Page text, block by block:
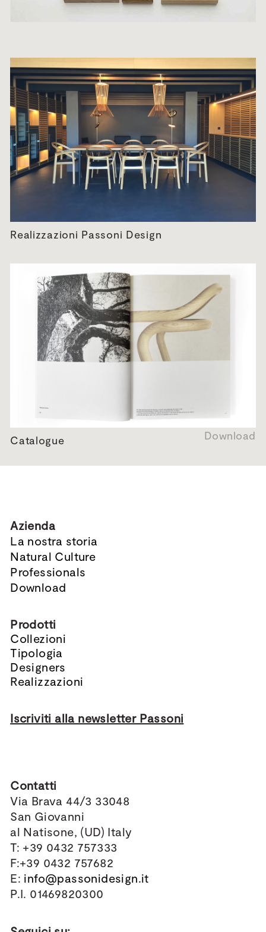
Realizzazioni Passoni Design
Catalogue Download
Azienda
La nostra storia
Natural Culture
Professionals
Download
Prodotti
Collezioni
Tipologia
Designers
Realizzazioni
Iscriviti alla newsletter Passoni
Contatti
Via Brava 44/3 33048
San Giovanni
al Natisone, (UD) Italy
T: +39 0432 757333
F:+39 0432 757682
E: info@passonidesign.it
P.I. 01469820300